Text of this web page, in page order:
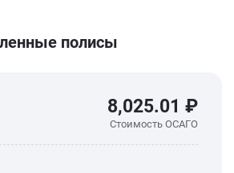
полисы
8,025.01 ₽
Стоимость ОСАГО